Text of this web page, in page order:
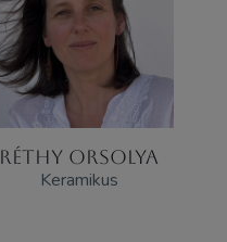
RÉTHY ORSOLYA
Keramikus